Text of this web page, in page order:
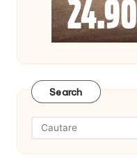
Search